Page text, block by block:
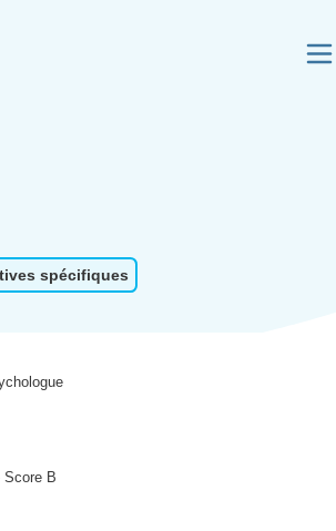
spécifiques
Score B